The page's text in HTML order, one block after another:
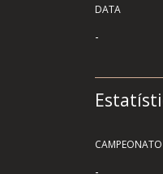
DATA
-
CAMPEONATO
-